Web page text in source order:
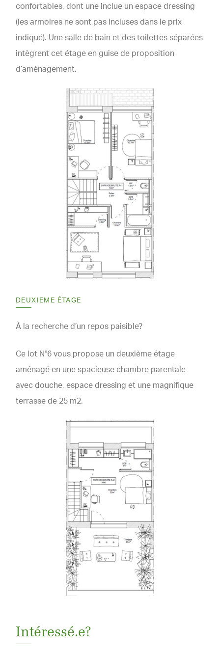
confortables, dont une inclue un espace dressing
(les armoires ne sont pas incluses dans le prix
indiqué). Une salle de bain et des toilettes séparées
intègrent cet étage en guise de proposition
d’aménagement.
DEUXIEME ÉTAGE
À la recherche d’un repos paisible?
Ce lot N°6 vous propose un deuxième étage
aménagé en une spacieuse chambre parentale
avec douche, espace dressing et une magnifique
terrasse de 25 m2.
Intéressé.e?